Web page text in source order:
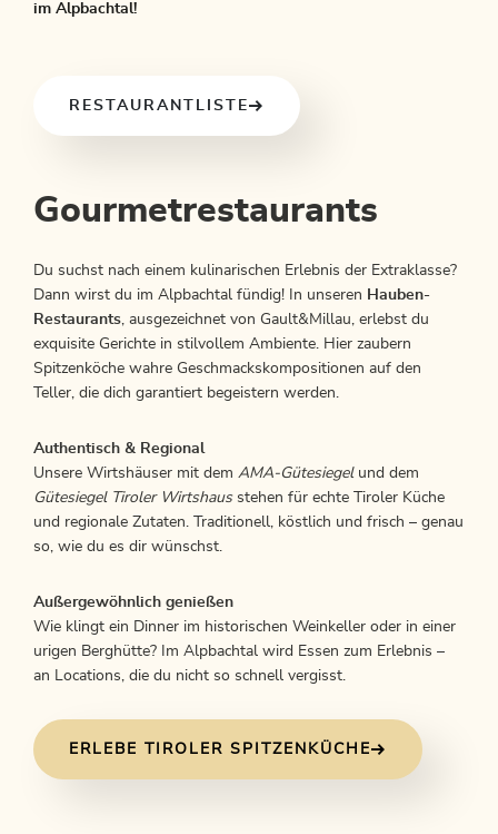
im Alpbachtal!
RESTAURANTLISTE
Gourmetrestaurants
Du suchst nach einem kulinarischen Erlebnis der Extraklasse?
Dann wirst du im Alpbachtal fündig! In unseren Hauben-
Restaurants, ausgezeichnet von Gault&Millau, erlebst du
exquisite Gerichte in stilvollem Ambiente. Hier zaubern
Spitzenköche wahre Geschmackskompositionen auf den
Teller, die dich garantiert begeistern werden.
Authentisch & Regional
Unsere Wirtshäuser mit dem AMA-Gütesiegelund dem
Gütesiegel Tiroler Wirtshausstehen für echte Tiroler Küche
und regionale Zutaten. Traditionell, köstlich und frisch – genau
so, wie du es dir wünschst.
Außergewöhnlich genießen
Wie klingt ein Dinner im historischen Weinkeller oder in einer
urigen Berghütte? Im Alpbachtal wird Essen zum Erlebnis –
an Locations, die du nicht so schnell vergisst.
ERLEBE TIROLER SPITZENKÜCHE